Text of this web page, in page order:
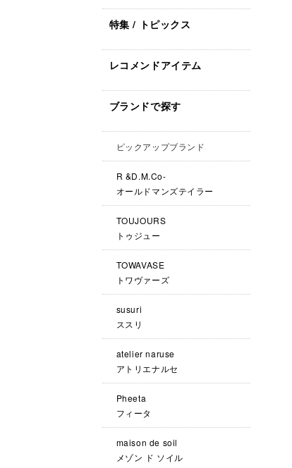
特集 / トピックス
レコメンドアイテム
ブランドで探す
ピックアップブランド
R &D.M.Co-
オールドマンズテイラー
TOUJOURS
トゥジュー
TOWAVASE
トワヴァーズ
susuri
ススリ
atelier naruse
アトリエナルセ
Pheeta
フィータ
maison de soil
メゾン ド ソイル